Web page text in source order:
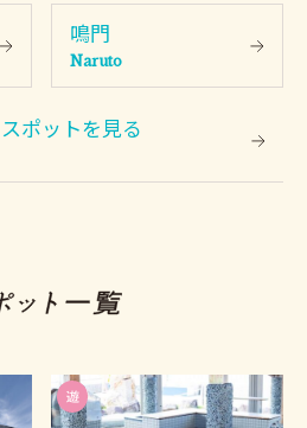
鳴門
Naruto
スポットを見る